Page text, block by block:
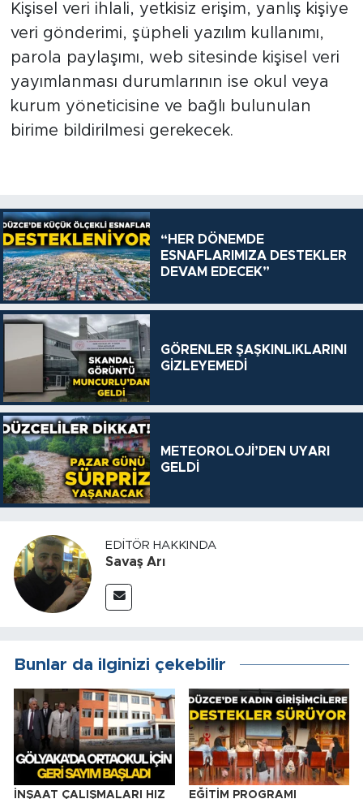
Kişisel veri ihlali, yetkisiz erişim, yanlış kişiye
veri gönderimi, şüpheli yazılım kullanımı,
parola paylaşımı, web sitesinde kişisel veri
yayımlanması durumlarının ise okul veya
kurum yöneticisine ve bağlı bulunulan
birime bildirilmesi gerekecek.
“HER DÖNEMDE
ESNAFLARIMIZA DESTEKLER
DEVAM EDECEK”
GÖRENLER ŞAŞKINLIKLARINI
GİZLEYEMEDİ
METEOROLOJİ’DEN UYARI
GELDİ
EDITÖR HAKKINDA
Savaş Arı
Bunlar da ilginizi çekebilir
İNŞAAT ÇALIŞMALARI HIZ EĞİTİM PROGRAMI